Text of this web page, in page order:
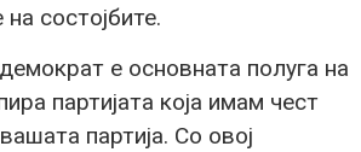
состојбите.
е основната полуга на
партијата која имам чест
партија. Со овој